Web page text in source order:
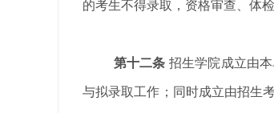
的考生不得录取 ， 资格审查、体检
第十二条 招生学院成立由
与拟录取工作；同时成立由招生